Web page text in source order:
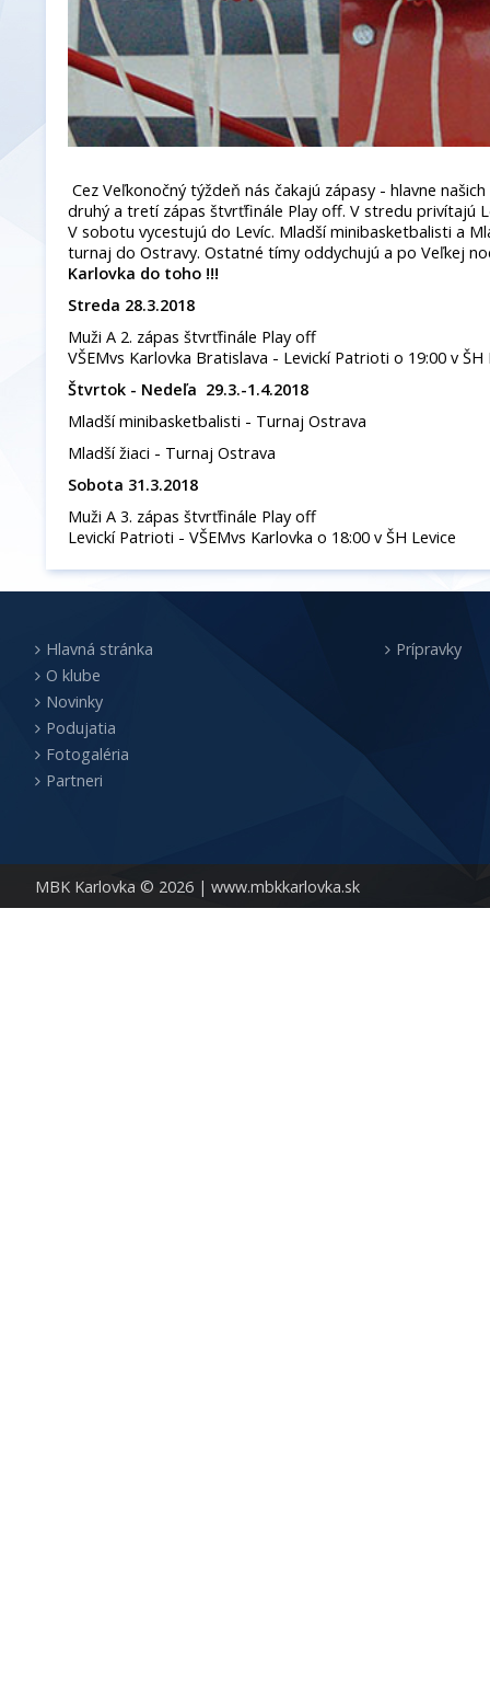
Cez Veľkonočný týždeň nás čakajú zápasy - hlavne
druhý a tretí zápas štvrťfinále Play off. V stredu privítajú
V sobotu vycestujú do Levíc. Mladší minibasketbalisti a
turnaj do Ostravy. Ostatné tímy oddychujú a po Veľkej
Karlovka do toho !!!
Streda 28.3.2018
Muži A 2. zápas štvrťfinále Play off
VŠEMvs Karlovka Bratislava - Levickí Patrioti o 19:00 v
Štvrtok - Nedeľa 29.3.-1.4.2018
Mladší minibasketbalisti - Turnaj Ostrava
Mladší žiaci - Turnaj Ostrava
Sobota 31.3.2018
Muži A 3. zápas štvrťfinále Play off
Levickí Patrioti - VŠEMvs Karlovka o 18:00 v ŠH Levice
MBK Karlovka © 2026 | www.mbkkarlovka.sk
Hlavná stránka
O klube
Novinky
Podujatia
Fotogaléria
Partneri
Prípravky